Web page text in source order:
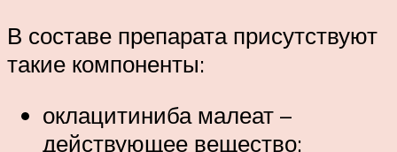
В составе препарата присутствуют
такие компоненты:
оклацитиниба малеат –
действующее вещество;